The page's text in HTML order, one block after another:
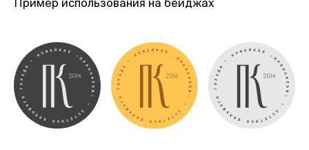
Пример использования на бейджах